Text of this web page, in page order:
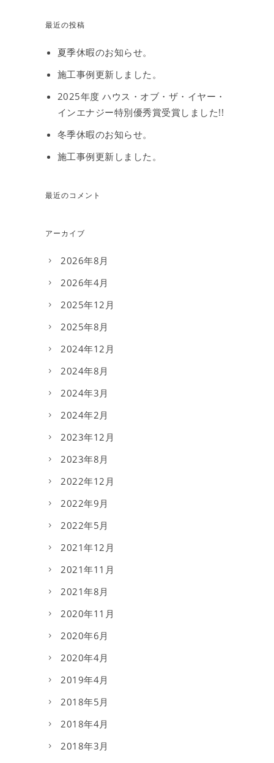
最近の投稿
夏季休暇のお知らせ。
施工事例更新しました。
2025年度 ハウス・オブ・ザ・イヤー・
インエナジー特別優秀賞受賞しました!!
冬季休暇のお知らせ。
施工事例更新しました。
最近のコメント
アーカイブ
2026年8月
2026年4月
2025年12月
2025年8月
2024年12月
2024年8月
2024年3月
2024年2月
2023年12月
2023年8月
2022年12月
2022年9月
2022年5月
2021年12月
2021年11月
2021年8月
2020年11月
2020年6月
2020年4月
2019年4月
2018年5月
2018年4月
2018年3月